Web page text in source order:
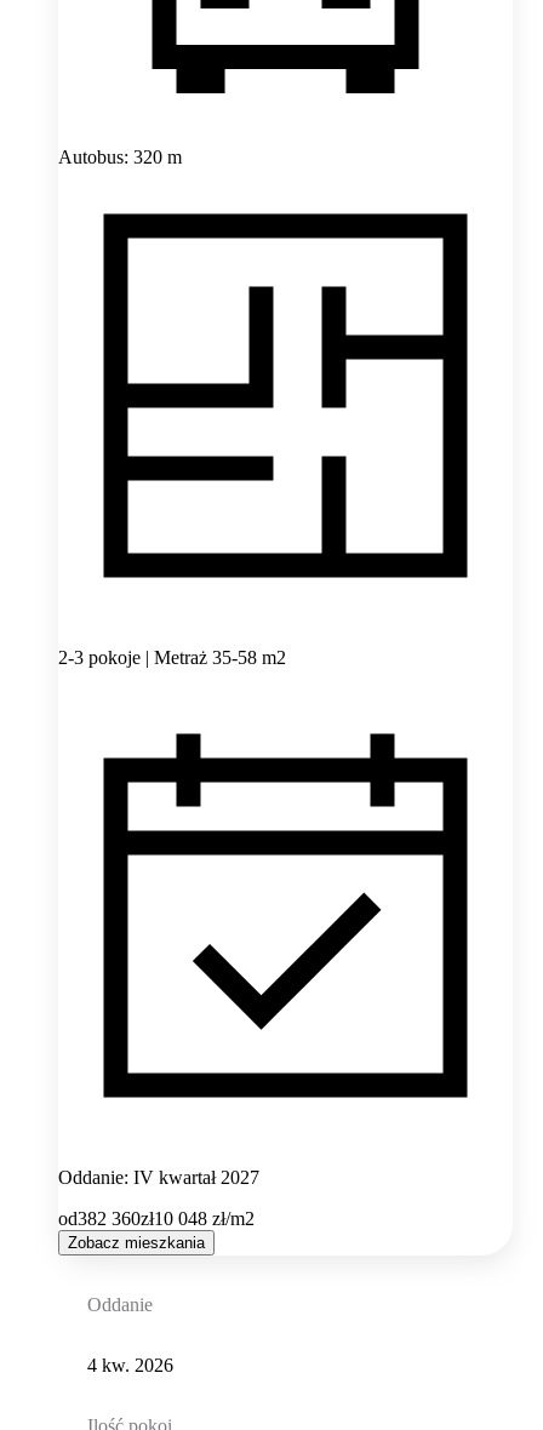
Autobus: 320 m
2-3 pokoje | Metraż 35-58 m2
Oddanie: IV kwartał 2027
od382 360zł10 048 zł/m2
Zobacz mieszkania
Oddanie
4 kw. 2026
Ilość pokoi